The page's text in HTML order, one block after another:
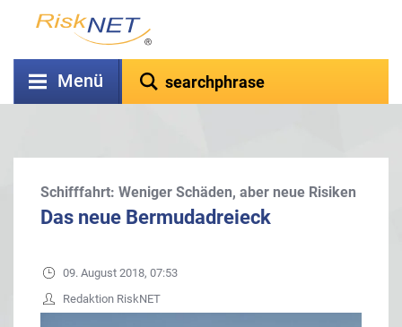
Menü
Schifffahrt: Weniger Schäden, aber neue Risiken
Das neue Bermudadreieck
09. August 2018, 07:53
Redaktion RiskNET